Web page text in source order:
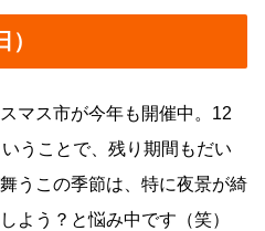
マス市が今年も開催中。12
うことで、残り期間もだい
うこの季節は、特に夜景が綺
よう？と悩み中です（笑）